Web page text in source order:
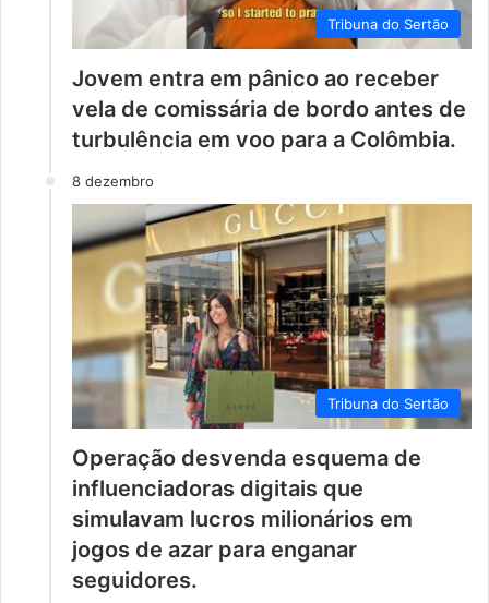
Tribuna do Sertão
Jovem entra em pânico ao receber
vela de comissária de bordo antes de
turbulência em voo para a Colômbia.
8 dezembro
Tribuna do Sertão
Operação desvenda esquema de
influenciadoras digitais que
simulavam lucros milionários em
jogos de azar para enganar
seguidores.